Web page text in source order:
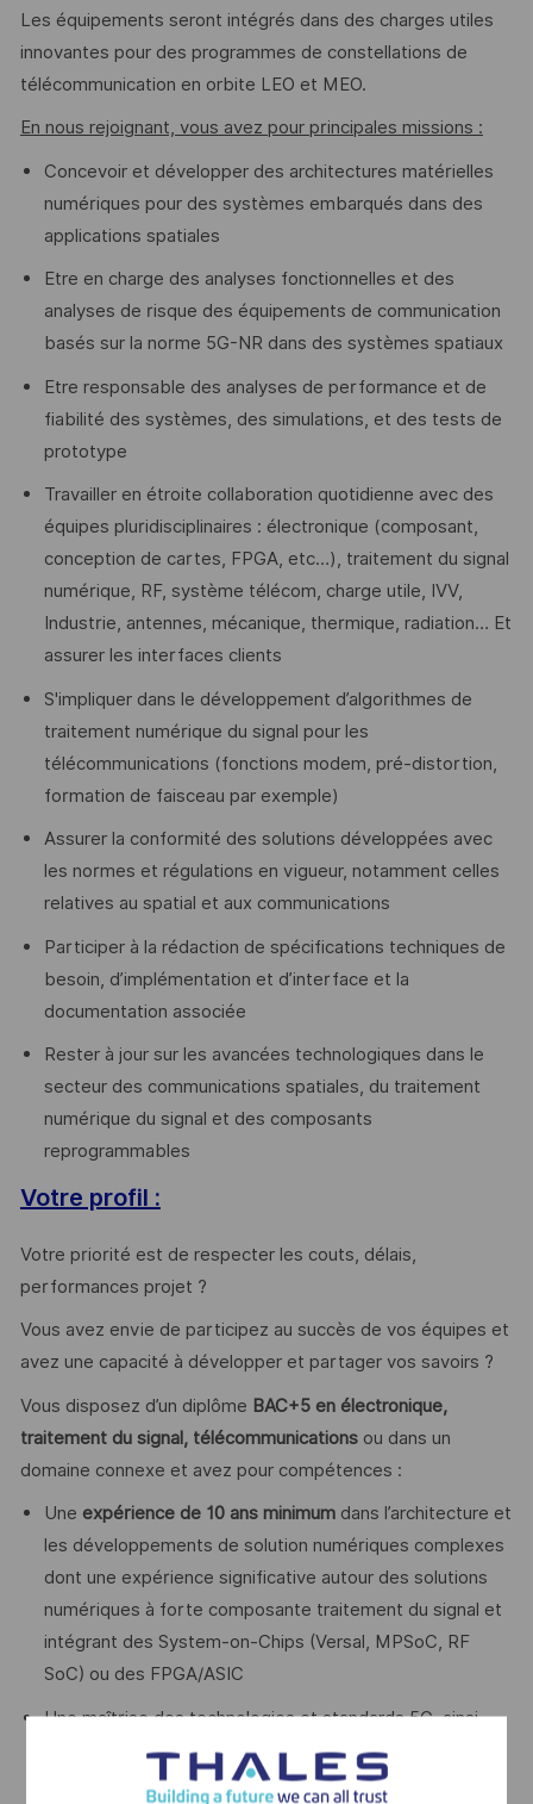
Les équipements seront intégrés dans des charges utiles
innovantes pour des programmes de constellations de
télécommunication en orbite LEO et MEO.
En nous rejoignant, vous avez pour principales missions :
Concevoir et développer des architectures matérielles
numériques pour des systèmes embarqués dans des
applications spatiales
Etre en charge des analyses fonctionnelles et des
analyses de risque des équipements de communication
basés sur la norme 5G-NR dans des systèmes spatiaux
Etre responsable des analyses de performance et de
fiabilité des systèmes, des simulations, et des tests de
prototype
Travailler en étroite collaboration quotidienne avec des
équipes pluridisciplinaires : électronique (composant,
conception de cartes, FPGA, etc…), traitement du signal
numérique, RF, système télécom, charge utile, IVV,
Industrie, antennes, mécanique, thermique, radiation… Et
assurer les interfaces clients
S'impliquer dans le développement d’algorithmes de
traitement numérique du signal pour les
télécommunications (fonctions modem, pré-distortion,
formation de faisceau par exemple)
Assurer la conformité des solutions développées avec
les normes et régulations en vigueur, notamment celles
relatives au spatial et aux communications
Participer à la rédaction de spécifications techniques de
besoin, d’implémentation et d’interface et la
documentation associée
Rester à jour sur les avancées technologiques dans le
secteur des communications spatiales, du traitement
numérique du signal et des composants
reprogrammables
Votre profil :
Votre priorité est de respecter les couts, délais,
performances projet ?
Vous avez envie de participez au succès de vos équipes et
avez une capacité à développer et partager vos savoirs ?
Vous disposez d’un diplôme BAC+5 en électronique,
traitement du signal, télécommunications ou dans un
domaine connexe et avez pour compétences :
Une expérience de 10 ans minimum dans l’architecture et
les développements de solution numériques complexes
dont une expérience significative autour des solutions
numériques à forte composante traitement du signal et
intégrant des System-on-Chips (Versal, MPSoC, RF
SoC) ou des FPGA/ASIC
Une maîtrise des technologies et standards 5G, ainsi
que des outils de simulation Matlab associés (toolbox
5G, communication, ...)